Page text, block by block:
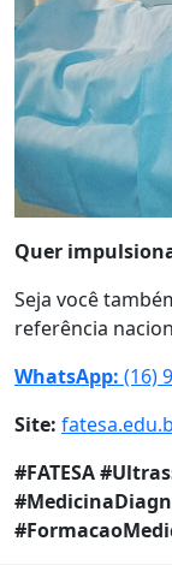
Quer
Seja você
referência
WhatsApp: (16)
Site:
#FATESA